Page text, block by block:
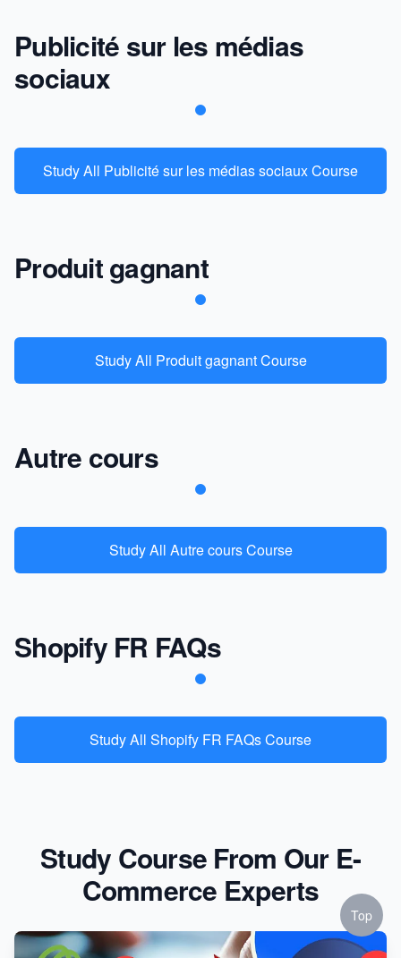
Publicité sur les médias
sociaux
Study All Publicité sur les médias sociaux Course
Produit gagnant
Study All Produit gagnant Course
Autre cours
Study All Autre cours Course
Shopify FR FAQs
Study All Shopify FR FAQs Course
Study Course From Our E-
Commerce Experts
Top